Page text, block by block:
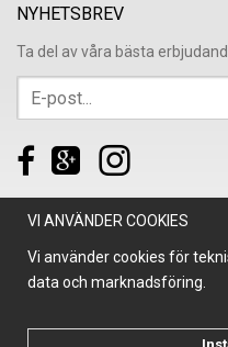
NYHETSBREV
Ta del av våra bästa
VI ANVÄNDER COOKIES
Vi använder cookies för
data och marknadsföring.